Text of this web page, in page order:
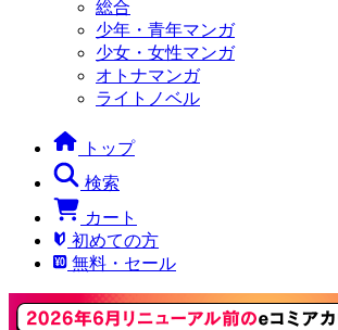
総合
少年・青年マンガ
少女・女性マンガ
オトナマンガ
ライトノベル
トップ
検索
カート
初めての方
無料・セール